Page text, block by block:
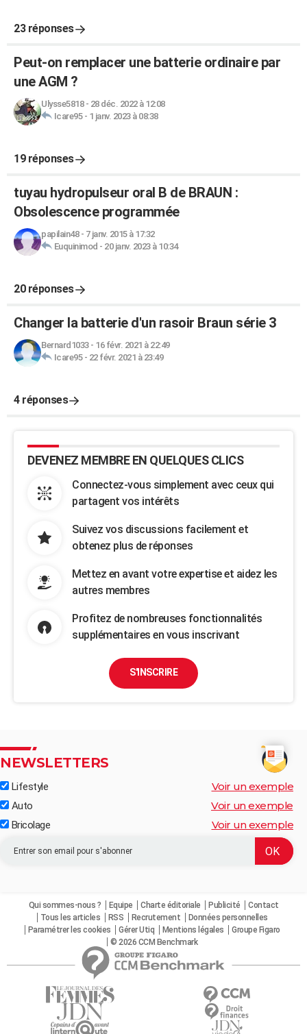
23 réponses
Peut-on remplacer une batterie ordinaire par
une AGM ?
Ulysse5818- 28 déc. 2022 à 12:08
Icare95- 1 janv. 2023 à 08:38
19 réponses
tuyau hydropulseur oral B de BRAUN :
Obsolescence programmée
papilain48- 7 janv. 2015 à 17:32
Euquinimod - 20 janv. 2023 à 10:34
20 réponses
Changer la batterie d'un rasoir Braun série 3
Bernard1033- 16 févr. 2021 à 22:49
Icare95- 22 févr. 2021 à 23:49
4 réponses
DEVENEZ MEMBRE EN QUELQUES CLICS
Connectez-vous simplement avec ceux qui
partagent vos intérêts
Suivez vos discussions facilement et
obtenez plus de réponses
Mettez en avant votre expertise et aidez les
autres membres
Profitez de nombreuses fonctionnalités
supplémentaires en vous inscrivant
S'INSCRIRE
NEWSLETTERS
Lifestyle Voir un exemple
Auto Voir un exemple
Bricolage Voir un exemple
Qui sommes-nous ? Equipe Charte éditoriale Publicité
Contact
Tous les articles
RSS Recrutement
Données personnelles
Paramétrer les cookies
Gérer Utiq Mentions légales
Groupe Figaro
© 2026 CCM Benchmark